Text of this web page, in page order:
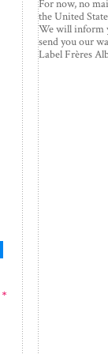
*
For now, no
the United
We will inform
send you our
Label Frères